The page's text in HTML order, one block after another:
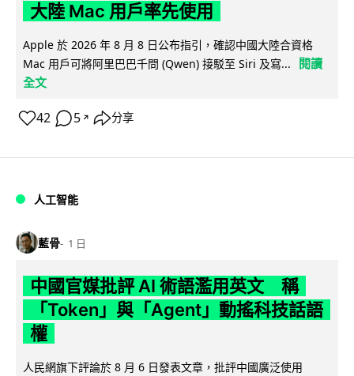
大陸 Mac 用戶率先使用
Apple 於 2026 年 8 月 8 日公布指引，確認中國大陸合資格
Mac 用戶可將阿里巴巴千問 (Qwen) 接駁至 Siri 及寫...
閱讀
全文
42 5 ↗ 分享
人工智能
藍骨 1 日
中國官媒批評 AI 術語濫用英文 稱
「Token」與「Agent」動搖科技話語
權
人民網旗下評論於 8 月 6 日發表文章，批評中國廣泛使用